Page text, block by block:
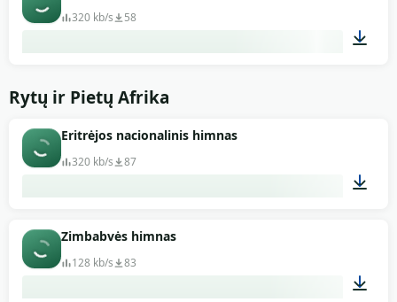
320 kb/s 58
Rytų ir Pietų Afrika
Eritrėjos nacionalinis himnas
320 kb/s 87
Zimbabvės himnas
128 kb/s 83